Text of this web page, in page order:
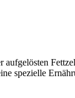
spezielle